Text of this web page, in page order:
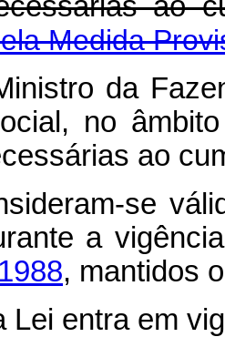
Medida
da
no
ao
se
a
, mantidos
Lei entra em